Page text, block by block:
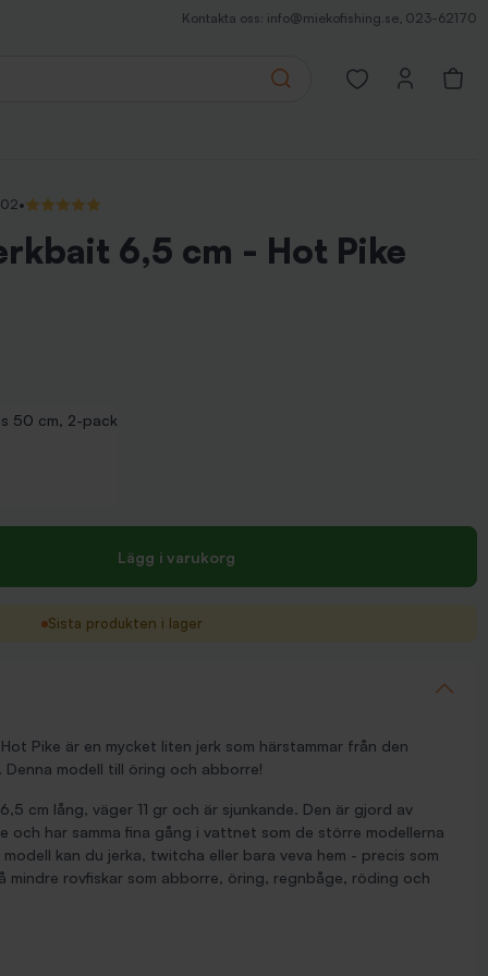
Kontakta oss: info@miekofishing.se, 023-62170
Search
Open favorites
•5/5 (1 recensioner)
6,5 cm - Hot Pike
50 cm, 2-pack
Lägg i varukorg
Sista produkten i lager
Pike är en mycket liten jerk som härstammar från den
modell till öring och abborre!
cm lång, väger 11 gr och är sjunkande. Den är gjord av
och har samma fina gång i vattnet som de större modellerna
kan du jerka, twitcha eller bara veva hem - precis som
mindre rovfiskar som abborre, öring, regnbåge, röding och